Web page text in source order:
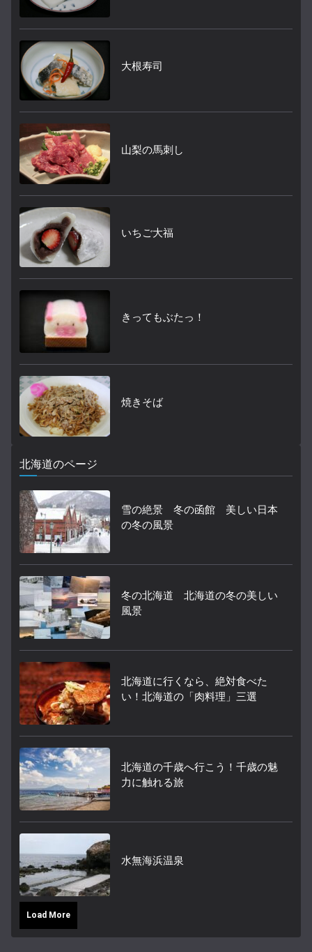
大根寿司
山梨の馬刺し
いちご大福
きってもぶたっ！
焼きそば
北海道のページ
雪の絶景 冬の函館 美しい日本
の冬の風景
冬の北海道 北海道の冬の美しい
風景
北海道に行くなら、絶対食べた
い！北海道の「肉料理」三選
北海道の千歳へ行こう！千歳の魅
力に触れる旅
水無海浜温泉
Load More